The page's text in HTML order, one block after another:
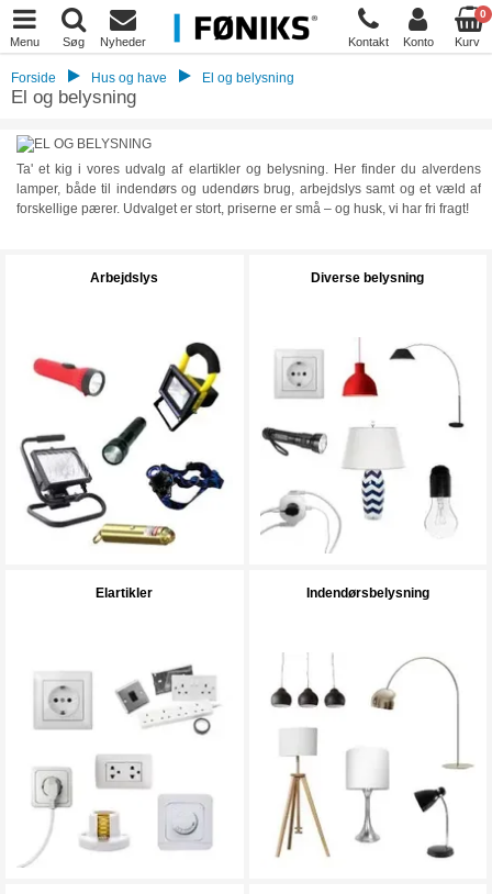
Menu Søg Nyheder Kontakt Konto
0
Kurv
Forside Hus og have El og belysning
El og belysning
Ta' et kig i vores udvalg af elartikler og belysning. Her finder du alverdens
lamper, både til indendørs og udendørs brug, arbejdslys samt og et væld af
forskellige pærer. Udvalget er stort, priserne er små – og husk, vi har fri fragt!
Arbejdslys Diverse belysning
Elartikler Indendørsbelysning